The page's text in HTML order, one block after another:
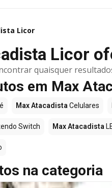
Licor
Licor
quaisquer
em Max
Max Atacadista Celulares
Switch Max Atacadista
na categoria